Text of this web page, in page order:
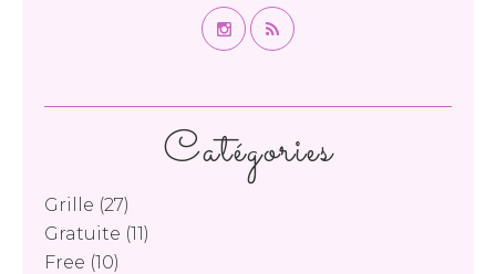
Catégories
Grille (27)
Gratuite (11)
Free (10)